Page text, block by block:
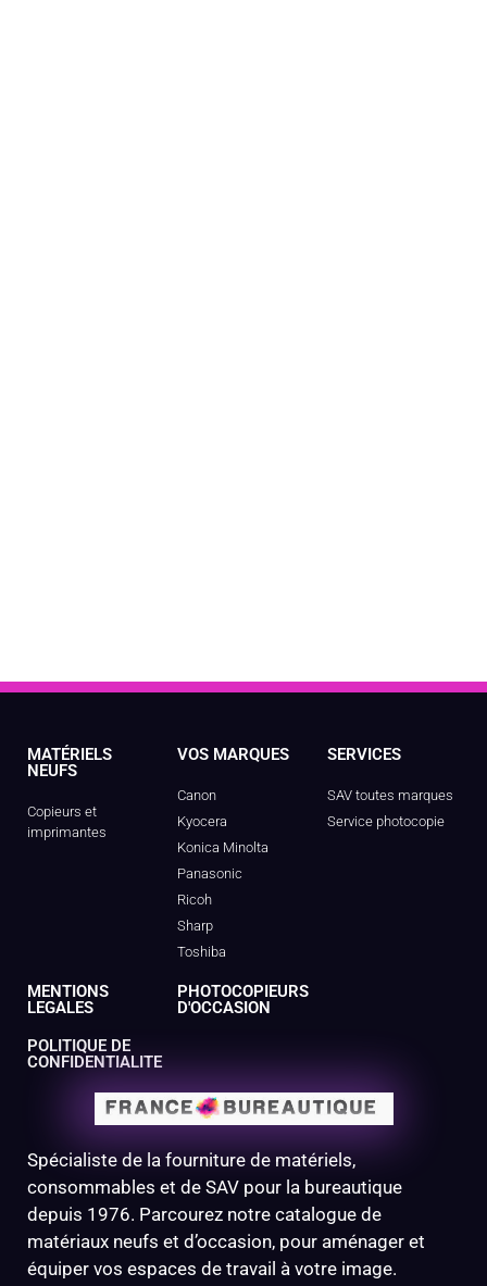
MATÉRIELS
NEUFS
Copieurs et
imprimantes
VOS MARQUES
Canon
Kyocera
Konica Minolta
Panasonic
Ricoh
Sharp
Toshiba
SERVICES
SAV toutes marques
Service photocopie
MENTIONS
LEGALES
POLITIQUE DE
CONFIDENTIALITE
PHOTOCOPIEURS
D'OCCASION
Spécialiste de la fourniture de matériels,
consommables et de SAV pour la bureautique
depuis 1976. Parcourez notre catalogue de
matériaux neufs et d’occasion, pour aménager et
équiper vos espaces de travail à votre image.